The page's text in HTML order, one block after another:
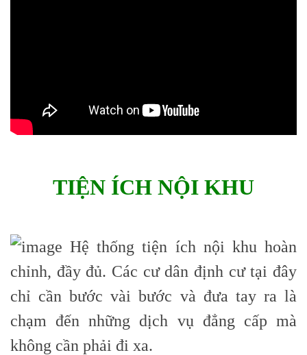
TIỆN ÍCH NỘI KHU
Hệ thống tiện ích nội khu hoàn
chỉnh, đầy đủ. Các cư dân định cư tại đây
chỉ cần bước vài bước và đưa tay ra là
chạm đến những dịch vụ đẳng cấp mà
không cần phải đi xa.